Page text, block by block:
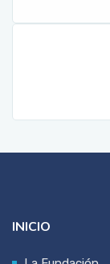
INICIO